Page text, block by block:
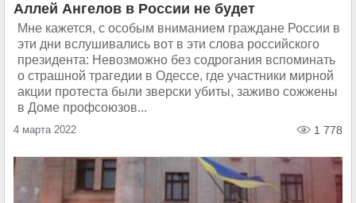
Аллей Ангелов в России не будет
Мне кажется, с особым вниманием граждане России в
эти дни вслушивались вот в эти слова российского
президента: Невозможно без содрогания вспоминать
о страшной трагедии в Одессе, где участники мирной
акции протеста были зверски убиты, заживо сожжены
в Доме профсоюзов...
4 марта 2022 1 778